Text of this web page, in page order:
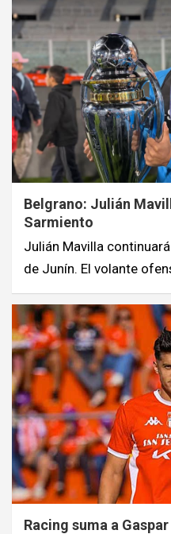
Belgrano: Julián
Sarmiento
Julián Mavilla
de Junín. El volante
Racing suma a